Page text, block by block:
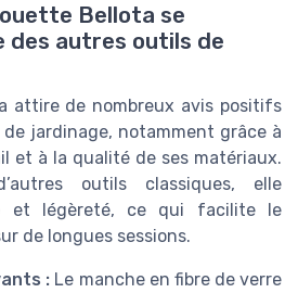
Bellota se
des autres outils de
attire de nombreux avis positifs
de jardinage, notamment grâce à
et à la qualité de ses matériaux.
outils classiques, elle
et légèreté, ce qui facilite le
de longues sessions.
: Le manche en fibre de verre